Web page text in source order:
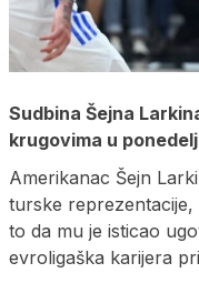
Sudbina Šejna
krugovima u
Amerikanac Šejn
turske
to da mu je isticao
evroligaška karijera